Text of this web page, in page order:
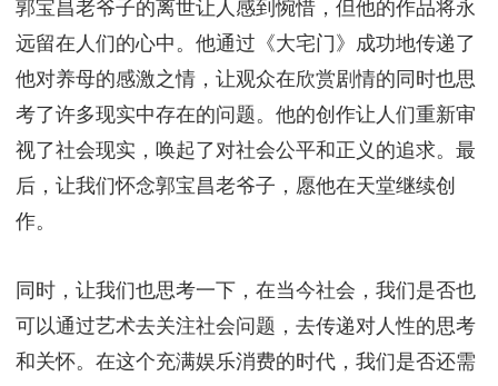
他曾接受过良好的教育，却因为自身的经历和家庭背
景，对养母有一种愧疚之情。这种情感在他的创作中
得到了宣泄，也成为了他创作的动力之一。他希望通
过这部作品来表达自己对养母的感激之情，同时也希
望能够通过这个家族的故事，传递出对普通人生活的
关注和关怀。